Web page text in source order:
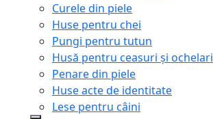
Curele din piele
Huse pentru chei
Pungi pentru tutun
Husă pentru ceasuri și ochelari
Penare din piele
Huse acte de identitate
Lese pentru câini